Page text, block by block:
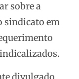
sobre a
sindicato em
divulgado,